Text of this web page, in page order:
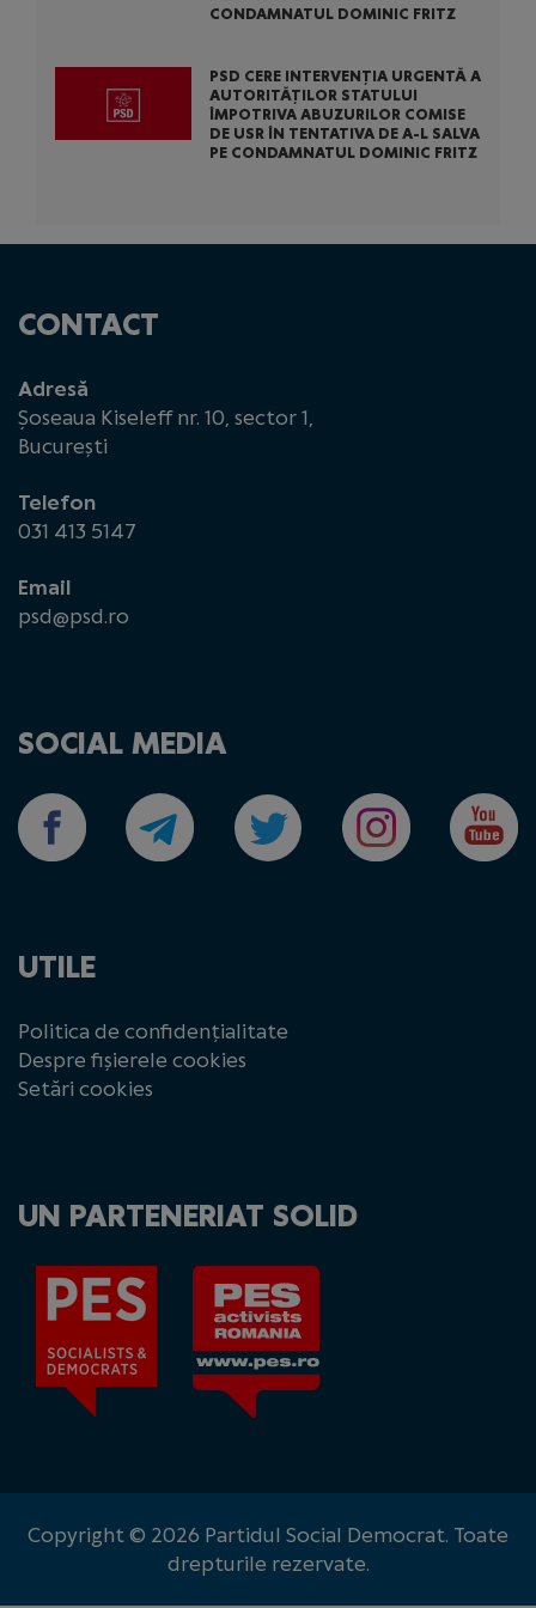
CONDAMNATUL DOMINIC FRITZ
PSD CERE INTERVENȚIA URGENTĂ A
AUTORITĂȚILOR STATULUI
ÎMPOTRIVA ABUZURILOR COMISE
DE USR ÎN TENTATIVA DE A-L SALVA
PE CONDAMNATUL DOMINIC FRITZ
CONTACT
Adresă
Șoseaua Kiseleff nr. 10, sector 1,
București
Telefon
031 413 5147
Email
psd@psd.ro
SOCIAL MEDIA
UTILE
Politica de confidențialitate
Despre fișierele cookies
Setări cookies
UN PARTENERIAT SOLID
Copyright © 2026 Partidul Social Democrat. Toate
drepturile rezervate.